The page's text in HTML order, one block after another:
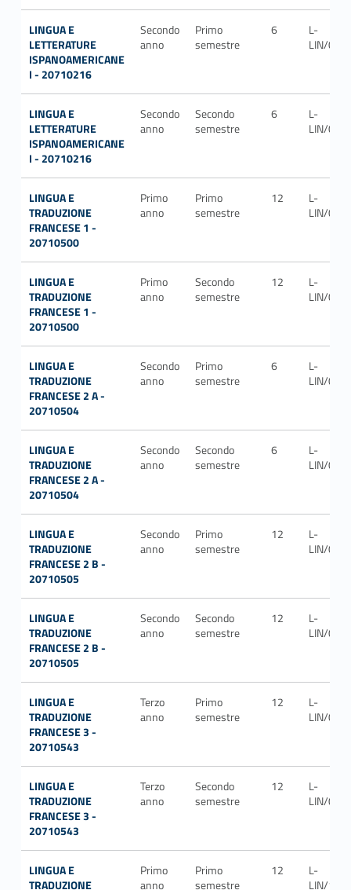
LINGUA E
LETTERATURE
ISPANOAMERICANE
I - 20710216
Secondo
anno
Primo
semestre
6
L-
LIN/06
LINGUA E
LETTERATURE
ISPANOAMERICANE
I - 20710216
Secondo
anno
Secondo
semestre
6
L-
LIN/06
LINGUA E
TRADUZIONE
FRANCESE 1 -
20710500
Primo
anno
Primo
semestre
12
L-
LIN/04
LINGUA E
TRADUZIONE
FRANCESE 1 -
20710500
Primo
anno
Secondo
semestre
12
L-
LIN/04
LINGUA E
TRADUZIONE
FRANCESE 2 A -
20710504
Secondo
anno
Primo
semestre
6
L-
LIN/04
LINGUA E
TRADUZIONE
FRANCESE 2 A -
20710504
Secondo
anno
Secondo
semestre
6
L-
LIN/04
LINGUA E
TRADUZIONE
FRANCESE 2 B -
20710505
Secondo
anno
Primo
semestre
12
L-
LIN/04
LINGUA E
TRADUZIONE
FRANCESE 2 B -
20710505
Secondo
anno
Secondo
semestre
12
L-
LIN/04
LINGUA E
TRADUZIONE
FRANCESE 3 -
20710543
Terzo
anno
Primo
semestre
12
L-
LIN/04
LINGUA E
TRADUZIONE
FRANCESE 3 -
20710543
Terzo
anno
Secondo
semestre
12
L-
LIN/04
LINGUA E
TRADUZIONE
Primo
anno
Primo
semestre
12
L-
LIN/12